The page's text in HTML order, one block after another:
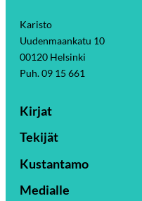
Karisto
Uudenmaankatu 10
00120 Helsinki
Puh. 09 15 661
Kirjat
Tekijät
Kustantamo
Medialle